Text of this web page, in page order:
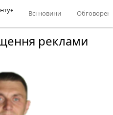
Всі новини
реклами